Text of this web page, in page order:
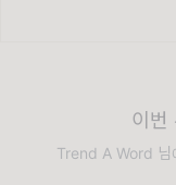
이번
Trend A Word